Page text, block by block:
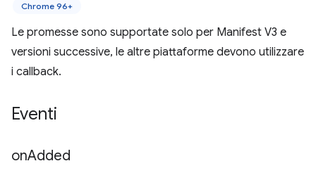
Chrome 96+
Le promesse sono supportate solo per Manifest V3 e
versioni successive, le altre piattaforme devono utilizzare
i callback.
Eventi
onAdded